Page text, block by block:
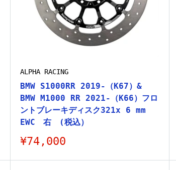
ALPHA RACING
BMW S1000RR 2019-（K67）&
BMW M1000 RR 2021-（K66）フロ
ントブレーキディスク321x 6 mm
EWC 右 (税込）
販
価
¥74,000